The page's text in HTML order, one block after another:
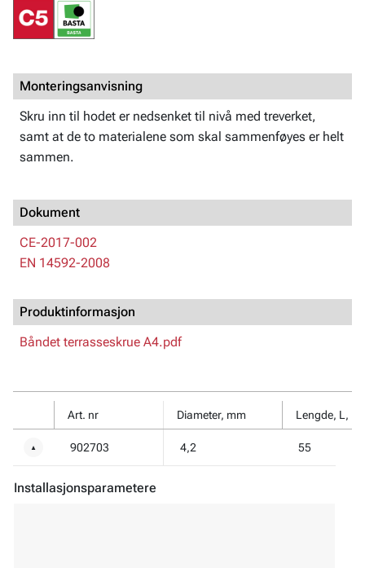
Monteringsanvisning
Skru inn til hodet er nedsenket til nivå med treverket,
samt at de to materialene som skal sammenføyes er helt
sammen.
Dokument
CE-2017-002
EN 14592-2008
Produktinformasjon
Båndet terrasseskrue A4.pdf
Art. nr Diameter, mm Lengde, L,
▼ 902703 4,2 55
Installasjonsparametere